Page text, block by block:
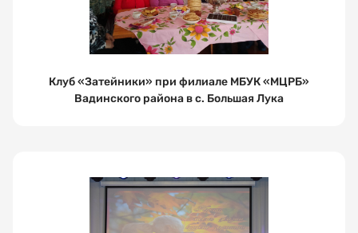
Клуб «Затейники» при филиале МБУК «МЦРБ»
Вадинского района в с. Большая Лука
посещения
Я соглашаюсь
на обработку
ЗАПИСАТЬСЯ